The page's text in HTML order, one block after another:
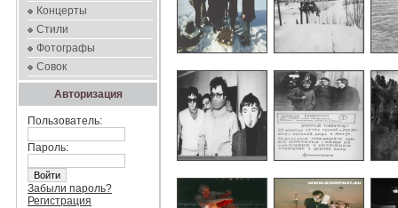
Концерты
Стили
Фотографы
Совок
Авторизация
Пользователь:
Пароль:
Забыли пароль?
Регистрация